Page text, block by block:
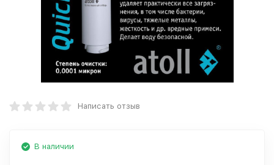
Написать отзыв
В наличии